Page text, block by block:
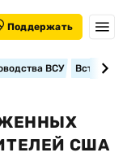
Поддержать
ВСУ
США